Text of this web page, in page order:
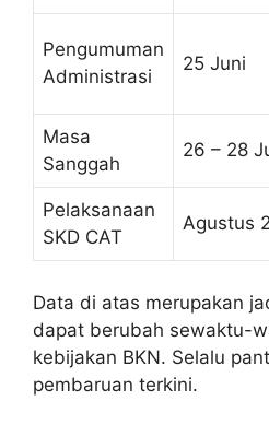
Pengumuman
Administrasi
25 Juni
Masa
Sanggah
26 – 28
Pelaksanaan
SKD CAT
Agustus
Data di atas merupakan
dapat berubah sewaktu-
kebijakan BKN. Selalu
pembaruan terkini.